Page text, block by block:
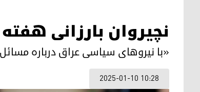
نچیروان بارزانی
«با نیروهای سیاسی عراق درباره
2025-01-10 10:28